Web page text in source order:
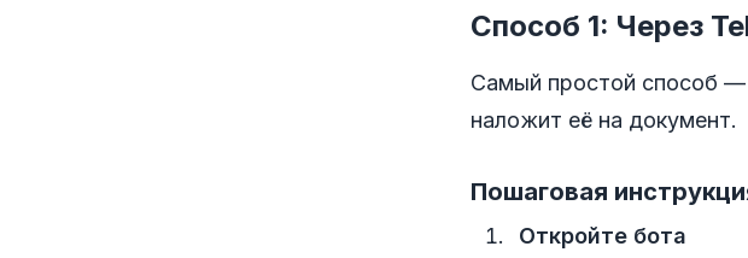
Способ 1: Через
Самый простой способ —
наложит её на документ.
Пошаговая
Откройте бота